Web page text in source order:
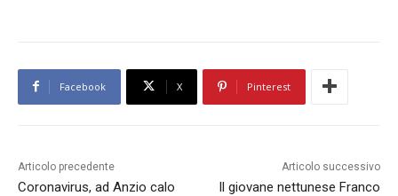
Facebook X Pinterest
Articolo precedente
Coronavirus, ad Anzio calo
Articolo successivo
Il giovane nettunese Franco